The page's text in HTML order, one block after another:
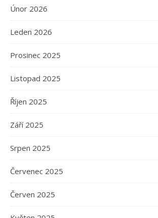
Únor 2026
Leden 2026
Prosinec 2025
Listopad 2025
Říjen 2025
Září 2025
Srpen 2025
Červenec 2025
Červen 2025